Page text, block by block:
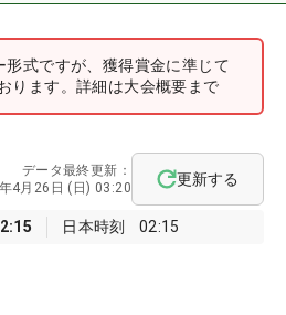
式ですが、獲得賞金に準じて
ります。詳細は大会概要まで
日本時刻 02:15
データ最終更新：
4月26日 (日) 03:20
更新する